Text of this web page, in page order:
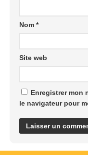
Nom *
Site web
Enregistrer mon
le navigateur pour